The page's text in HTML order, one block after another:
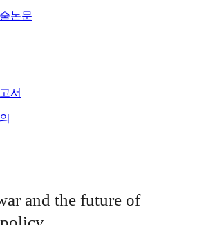
논문
서
and the future of